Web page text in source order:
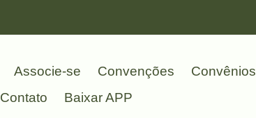
Associe-se Convenções Convênios
Contato Baixar APP